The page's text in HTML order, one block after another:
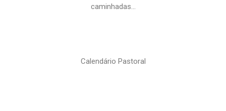
caminhadas…
Calendário Pastoral